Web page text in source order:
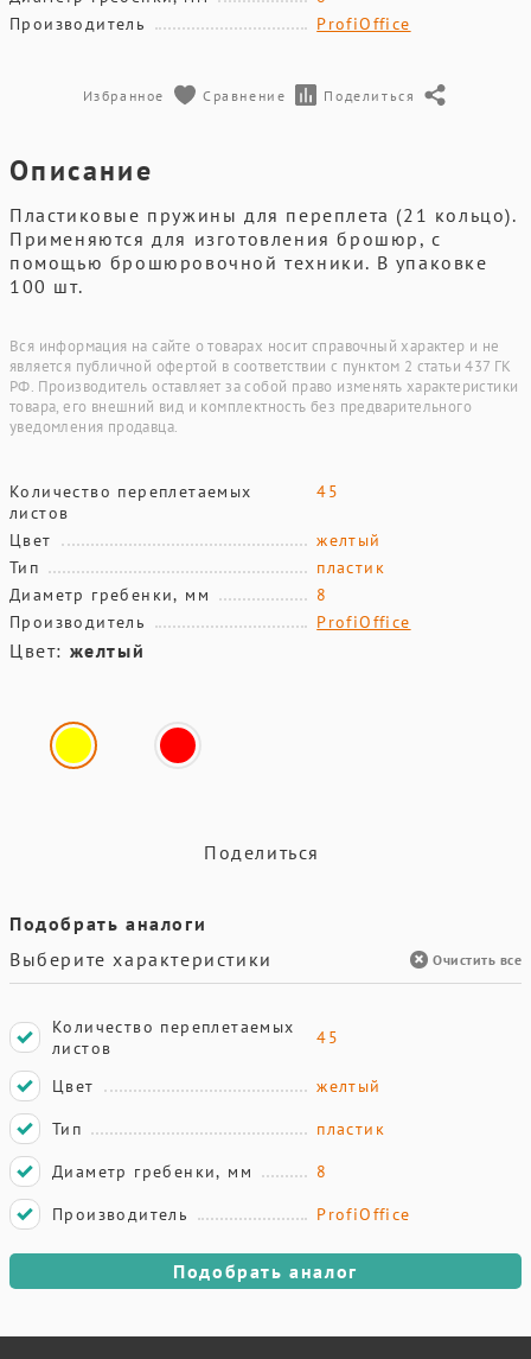
Производитель
ProfiOffice
Избранное Сравнение Поделиться
Описание
Пластиковые пружины для переплета (21 кольцо).
Применяются для изготовления брошюр, с
помощью брошюровочной техники. В упаковке
100 шт.
Вся информация на сайте о товарах носит справочный характер и не
является публичной офертой в соответствии с пунктом 2 статьи 437 ГК
РФ. Производитель оставляет за собой право изменять характеристики
товара, его внешний вид и комплектность без предварительного
уведомления продавца.
Количество переплетаемых
листов
45
Цвет
желтый
Тип
пластик
Диаметр гребенки, мм
8
Производитель
ProfiOffice
Цвет: желтый
Поделиться
Подобрать аналоги
Выберите характеристики
Очистить все
Количество переплетаемых
листов
45
Цвет
желтый
Тип
пластик
Диаметр гребенки, мм
8
Производитель
ProfiOffice
Подобрать аналог